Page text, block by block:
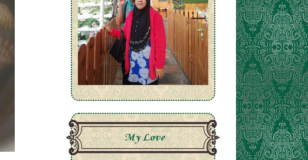
My Love